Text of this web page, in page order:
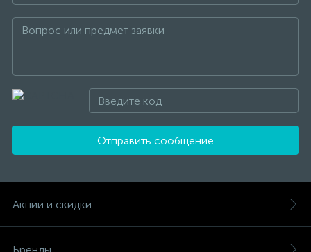
Отправить сообщение
Акции и скидки